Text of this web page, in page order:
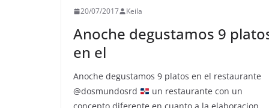
20/07/2017 Keila
Anoche degustamos 9
en el
Anoche degustamos 9 platos en el restaurante
@dosmundosrd
un restaurante con un